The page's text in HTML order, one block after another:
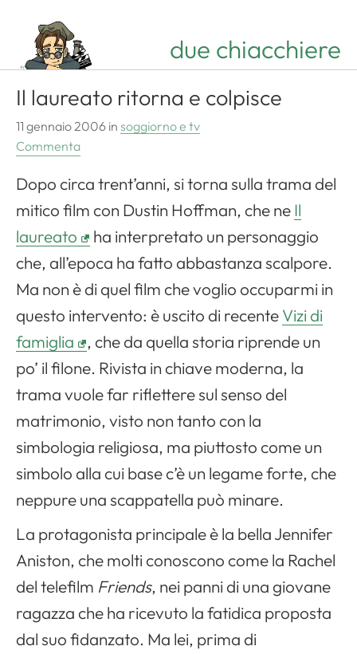
due chiacchiere
Il laureato ritorna e colpisce
11 gennaio 2006 in soggiorno e tv
Commenta
Dopo circa trent’anni, si torna sulla trama del
mitico film con Dustin Hoffman, che neIl
laureato
ha interpretato un personaggio
che, all’epoca ha fatto abbastanza scalpore.
Ma non è di quel film che voglio occuparmi in
questo intervento: è uscito di recenteVizi di
famiglia
, che da quella storia riprende un
po’ il filone. Rivista in chiave moderna, la
trama vuole far riflettere sul senso del
matrimonio, visto non tanto con la
simbologia religiosa, ma piuttosto come un
simbolo alla cui base c’è un legame forte, che
neppure una scappatella può minare.
La protagonista principale è la bella Jennifer
Aniston, che molti conoscono come la Rachel
del telefilm Friends, nei panni di una giovane
ragazza che ha ricevuto la fatidica proposta
dal suo fidanzato. Ma lei, prima di